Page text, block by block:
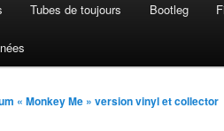
Tubes de toujours Bootleg
« Monkey Me » version vinyl et collector